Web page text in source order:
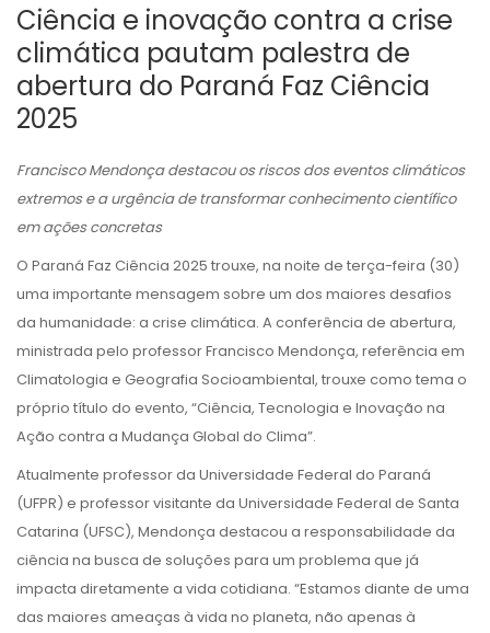
Ciência e inovação contra a crise
climática pautam palestra de
abertura do Paraná Faz Ciência
2025
Francisco Mendonça destacou os riscos dos eventos climáticos
extremos e a urgência de transformar conhecimento científico
em ações concretas
O Paraná Faz Ciência 2025 trouxe, na noite de terça-feira (30)
uma importante mensagem sobre um dos maiores desafios
da humanidade: a crise climática. A conferência de abertura,
ministrada pelo professor Francisco Mendonça, referência em
Climatologia e Geografia Socioambiental, trouxe como tema o
próprio título do evento, “Ciência, Tecnologia e Inovação na
Ação contra a Mudança Global do Clima”.
Atualmente professor da Universidade Federal do Paraná
(UFPR) e professor visitante da Universidade Federal de Santa
Catarina (UFSC), Mendonça destacou a responsabilidade da
ciência na busca de soluções para um problema que já
impacta diretamente a vida cotidiana. “Estamos diante de uma
das maiores ameaças à vida no planeta, não apenas à